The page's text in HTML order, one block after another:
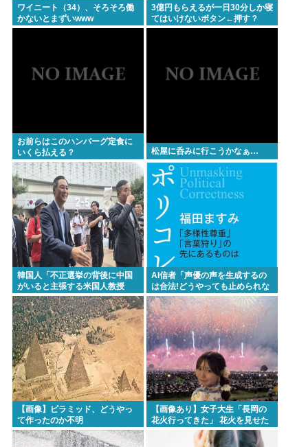
ワイニート（34）、そろそろ働
かないとまずいwww
3億円もらえるが一日30分しか寝
てはいけないボタン←押す？
お前らはこのハンバーグ定食に
いくら払える？
松屋に呑みに行こうかなぁ…
韓国人「不正選挙の背後に中国
がいると主張する米国人教授
に、韓国ネット民が困惑」
AI信者「声優の声を生成するの
は合法!どうやっても止められな
い！キャキャ」法務省「普通に
権利侵害っす」
【画像】ピラミッド、どうやっ
て作ったのか不明
【画像あり】女子大生「長岡の
花火行ってきた」 花火を見せた
いのか自分を見せたいのかどっ